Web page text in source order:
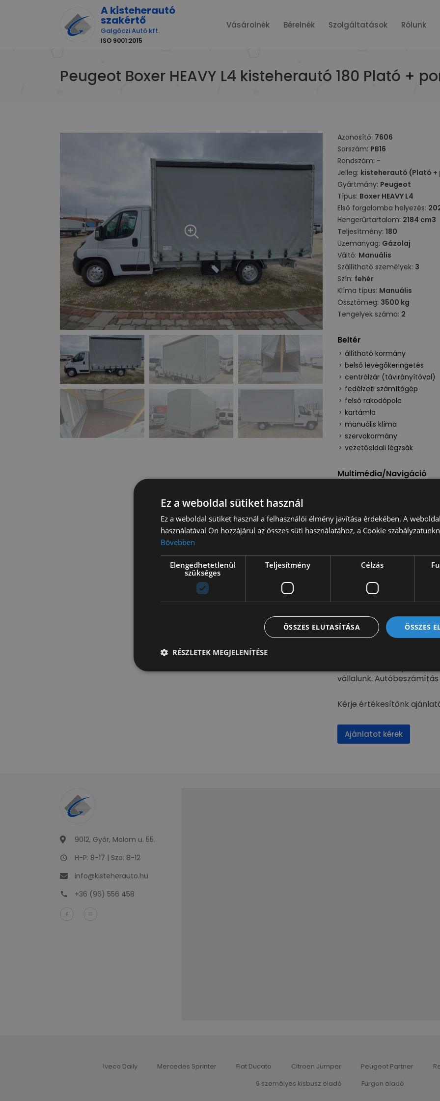
A kisteherautó
szakértő
Galgóczi Autó kft.
ISO 9001:2015
Vásárolnék Bérelnék Szolgáltatások Rólunk
Peugeot Boxer HEAVY L4 kisteherautó 180 Plató +
Azonosító: 7606
Sorszám: PB16
Rendszám: -
Jelleg: kisteherautó (Plató +
Gyártmány: Peugeot
Típus: Boxer HEAVY L4
Első forgalomba helyezés:
Hengerűrtartalom: 2184 cm3
Teljesítmény: 180
Üzemanyag: Gázolaj
Váltó: Manuális
Szállítható személyek: 3
Szín: fehér
Klíma típus: Manuális
Össztömeg: 3500 kg
Tengelyek száma: 2
Beltér
állítható kormány
belső levegőkeringetés
centrálzár (távirányítóval)
fedélzeti számítógép
felső rakodópolc
kartámla
manuális klíma
szervokormány
vezetőoldali légzsák
Multimédia/Navigáció
Autónkat szükség
Opcionálisan rendelhető
billenőplató, doboz,
Különböző egyéb
emelőhátfal,
munkavégzéshez
Autóink mellé teljeskörű
vállalunk.
Kérje értékesítőnk
Ajánlatot kérek
9012, Győr, Malom u. 55.
H-P: 8-17 | Szo: 8-12
info@kisteherauto.hu
+36 (96) 556 458
Iveco Daily Mercedes Sprinter Fiat Ducato Citroen Jumper Peugeot Partner
9 személyes kisbusz eladó
Furgon eladó
Ez a weboldal sütiket használ
Ez a weboldal sütiket használ a felhasználói élmény javítása érdekében. A
használatával Ön hozzájárul az összes süti használatához, a Cookie
Bővebben
Elengedhetetlenül
szükséges
Teljesítmény Célzás
ÖSSZES
ÖSSZES ELUTASÍTÁSA
RÉSZLETEK MEGJELENÍTÉSE